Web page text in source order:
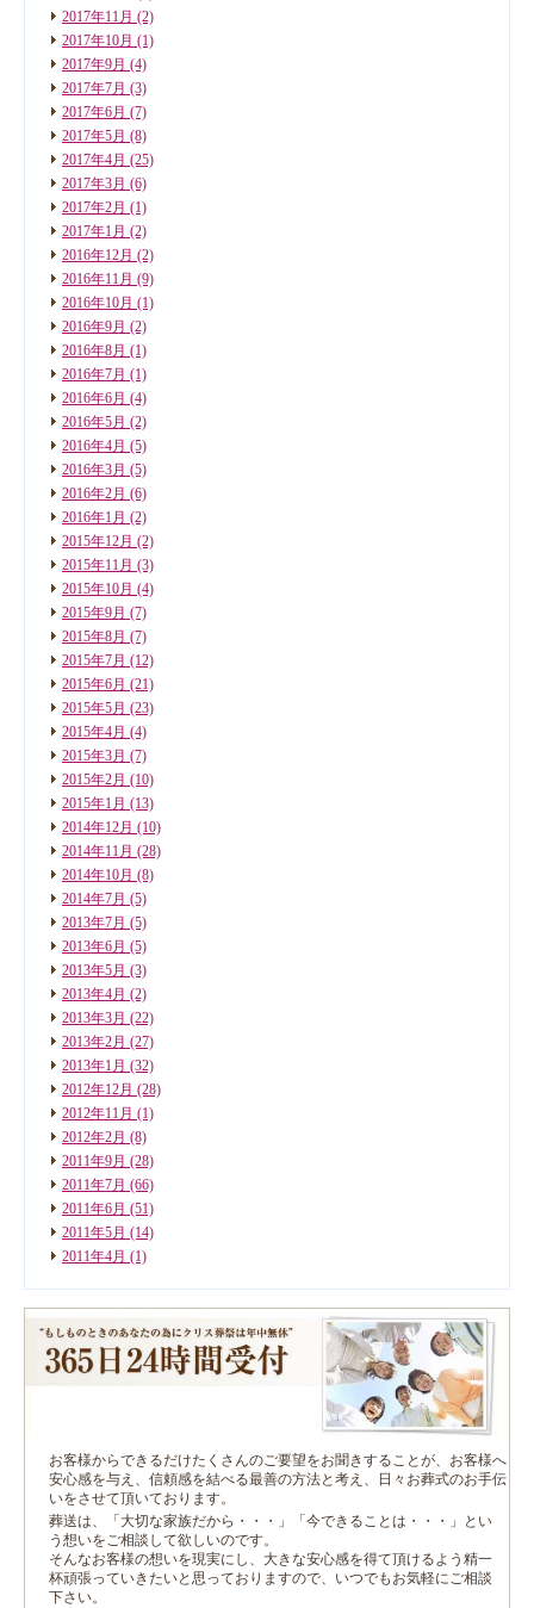
2017年11月 (2)
2017年10月 (1)
2017年9月 (4)
2017年7月 (3)
2017年6月 (7)
2017年5月 (8)
2017年4月 (25)
2017年3月 (6)
2017年2月 (1)
2017年1月 (2)
2016年12月 (2)
2016年11月 (9)
2016年10月 (1)
2016年9月 (2)
2016年8月 (1)
2016年7月 (1)
2016年6月 (4)
2016年5月 (2)
2016年4月 (5)
2016年3月 (5)
2016年2月 (6)
2016年1月 (2)
2015年12月 (2)
2015年11月 (3)
2015年10月 (4)
2015年9月 (7)
2015年8月 (7)
2015年7月 (12)
2015年6月 (21)
2015年5月 (23)
2015年4月 (4)
2015年3月 (7)
2015年2月 (10)
2015年1月 (13)
2014年12月 (10)
2014年11月 (28)
2014年10月 (8)
2014年7月 (5)
2013年7月 (5)
2013年6月 (5)
2013年5月 (3)
2013年4月 (2)
2013年3月 (22)
2013年2月 (27)
2013年1月 (32)
2012年12月 (28)
2012年11月 (1)
2012年2月 (8)
2011年9月 (28)
2011年7月 (66)
2011年6月 (51)
2011年5月 (14)
2011年4月 (1)
お客様からできるだけたくさんのご要望をお聞きすることが、お客様へ
安心感を与え、信頼感を結べる最善の方法と考え、日々お葬式のお手伝
いをさせて頂いております。
葬送は、「大切な家族だから・・・」「今できることは・・・」とい
う想いをご相談して欲しいのです。
そんなお客様の想いを現実にし、大きな安心感を得て頂けるよう精一
杯頑張っていきたいと思っておりますので、いつでもお気軽にご相談
下さい。